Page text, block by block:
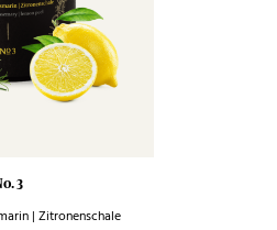
3
| Zitronenschale